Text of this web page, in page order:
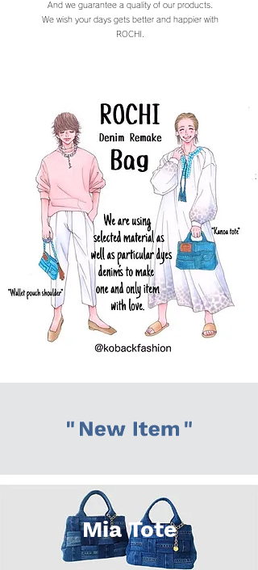
And we guarantee a quality of our products.
We wish your days gets better and happier with
ROCHI.
Mia Tote